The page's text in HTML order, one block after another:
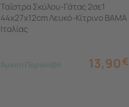
Ταΐστρα Σκύλου-Γάτας 2σε1
44x27x12cm Λευκό-Κίτρινο BAMA
Ιταλίας
Άμεση Παραλαβή 13,90€